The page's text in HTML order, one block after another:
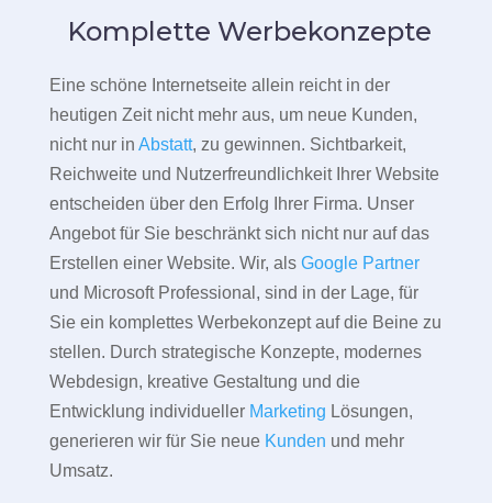
Komplette Werbekonzepte
Eine schöne Internetseite allein reicht in der
heutigen Zeit nicht mehr aus, um neue Kunden,
nicht nur in Abstatt, zu gewinnen. Sichtbarkeit,
Reichweite und Nutzerfreundlichkeit Ihrer Website
entscheiden über den Erfolg Ihrer Firma. Unser
Angebot für Sie beschränkt sich nicht nur auf das
Erstellen einer Website. Wir, als Google Partner
und Microsoft Professional, sind in der Lage, für
Sie ein komplettes Werbekonzept auf die Beine zu
stellen. Durch strategische Konzepte, modernes
Webdesign, kreative Gestaltung und die
Entwicklung individueller Marketing Lösungen,
generieren wir für Sie neue Kunden und mehr
Umsatz.